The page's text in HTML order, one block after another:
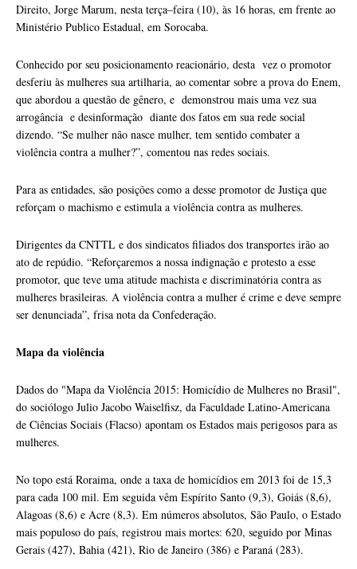
Direito, Jorge Marum, nesta terça–feira (10), às 16 horas, em frente ao
Ministério Publico Estadual, em Sorocaba.
Conhecido por seu posicionamento reacionário, desta vez o promotor
desferiu às mulheres sua artilharia, ao comentar sobre a prova do Enem,
que abordou a questão de gênero, e demonstrou mais uma vez sua
arrogância e desinformação diante dos fatos em sua rede social
dizendo. “Se mulher não nasce mulher, tem sentido combater a
violência contra a mulher?”, comentou nas redes sociais.
Para as entidades, são posições como a desse promotor de Justiça que
reforçam o machismo e estimula a violência contra as mulheres.
Dirigentes da CNTTL e dos sindicatos filiados dos transportes irão ao
ato de repúdio. “Reforçaremos a nossa indignação e protesto a esse
promotor, que teve uma atitude machista e discriminatória contra as
mulheres brasileiras. A violência contra a mulher é crime e deve sempre
ser denunciada”, frisa nota da Confederação.
Mapa da violência
Dados do "Mapa da Violência 2015: Homicídio de Mulheres no Brasil",
do sociólogo Julio Jacobo Waiselfisz, da Faculdade Latino-Americana
de Ciências Sociais (Flacso) apontam os Estados mais perigosos para as
mulheres.
No topo está Roraima, onde a taxa de homicídios em 2013 foi de 15,3
para cada 100 mil. Em seguida vêm Espírito Santo (9,3), Goiás (8,6),
Alagoas (8,6) e Acre (8,3). Em números absolutos, São Paulo, o Estado
mais populoso do país, registrou mais mortes: 620, seguido por Minas
Gerais (427), Bahia (421), Rio de Janeiro (386) e Paraná (283).